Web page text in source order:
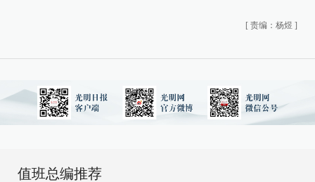
[ 责编：杨煜 ]
值班总编推荐